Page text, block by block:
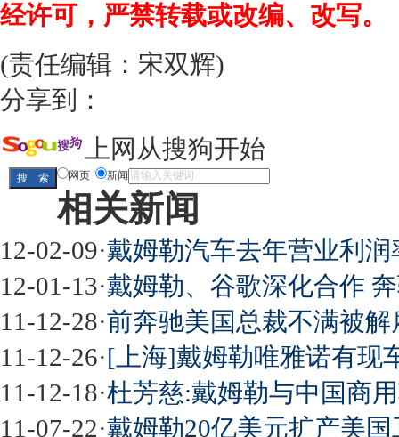
经许可，严禁转载或改编、改写。
(责任编辑：宋双辉)
分享到：
上网从搜狗开始
网页 新闻
相关新闻
12-02-09·戴姆勒汽车去年营业利
12-01-13·戴姆勒、谷歌深化合作
11-12-28·前奔驰美国总裁不满被
11-12-26·[上海]戴姆勒唯雅诺有现
11-12-18·杜芳慈:戴姆勒与中国商
11-07-22·戴姆勒20亿美元扩产美